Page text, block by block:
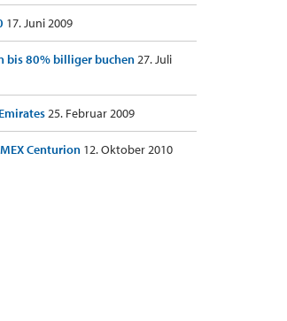
17. Juni 2009
bis 80% billiger buchen27. Juli
25. Februar 2009
Centurion 12. Oktober 2010